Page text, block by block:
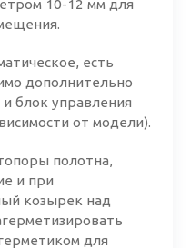
10-12 мм для
есть
дополнительно
блок управления
от модели).
полотна,
и при
козырек над
для